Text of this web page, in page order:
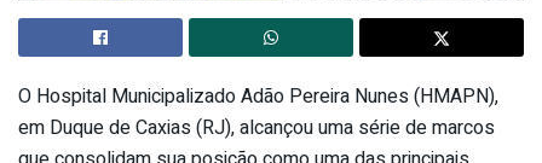
O Hospital Municipalizado Adão Pereira Nunes (HMAPN),
em Duque de Caxias (RJ), alcançou uma série de marcos